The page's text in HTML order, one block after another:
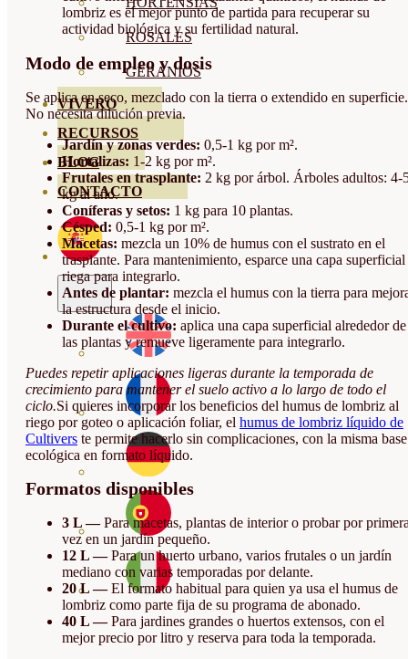
ROSALES
GERANIOS
VIVERO
RECURSOS
BLOG
CONTACTO
lombriz es el mejor punto de partida para recuperar su
actividad biológica y su fertilidad natural.
Modo de empleo y dosis
Se aplica en seco, mezclado con la tierra o extendido en superficie.
No necesita dilución previa.
Jardín y zonas verdes: 0,5-1 kg por m².
Hortalizas: 1-2 kg por m².
Frutales en trasplante: 2 kg por árbol. Árboles adultos: 4-
kg al año.
Coníferas y setos: 1 kg para 10 plantas.
Césped: 0,5-1 kg por m².
Macetas: mezcla un 10% de humus con el sustrato en el
trasplante. Para mantenimiento, esparce una capa
riega para integrarlo.
Antes de plantar: mezcla el humus con la tierra para
la estructura desde el inicio.
Durante el cultivo: aplica una capa superficial alrededor de
las plantas y remueve ligeramente para integrarlo.
Puedes repetir aplicaciones ligeras durante la temporada de
crecimiento para mantener el suelo activo a lo largo de todo el
ciclo.Si quieres incorporar los beneficios del humus de lombriz al
riego por goteo o aplicación foliar, el humus de lombriz líquido de
Cultivers te permite hacerlo sin complicaciones, con la misma base
ecológica en formato líquido.
Formatos disponibles
3 L —Para macetas, plantas de interior o probar por
vez en un jardín pequeño.
12 L —Para un huerto urbano, varios frutales o un jardín
mediano con varias temporadas por delante.
20 L —El formato habitual para quien ya usa el humus de
lombriz como parte fija de su programa de abonado.
40 L —Para jardines grandes o huertos extensos, con el
mejor precio por litro y reserva para toda la temporada.